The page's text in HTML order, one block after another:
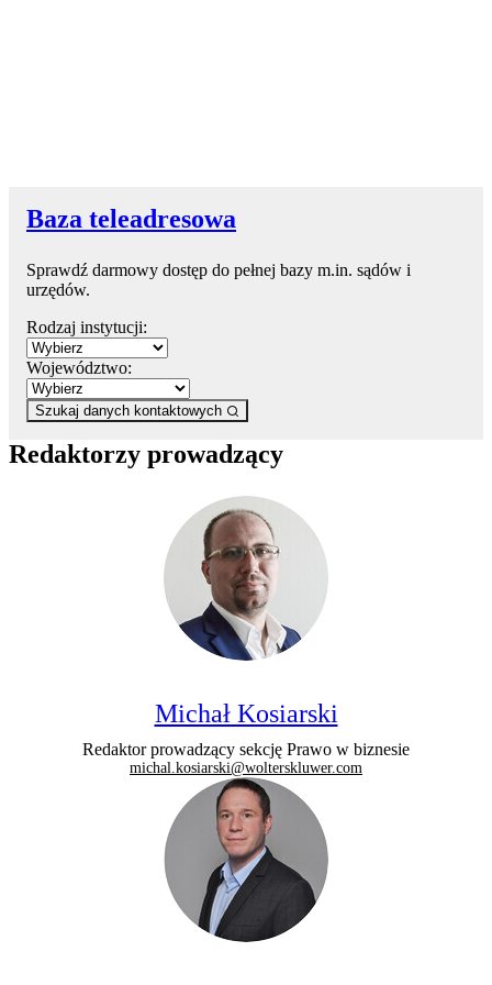
Baza teleadresowa
Sprawdź darmowy dostęp do pełnej bazy m.in. sądów i
urzędów.
Rodzaj instytucji:
Województwo:
Szukaj danych kontaktowych
Redaktorzy prowadzący
Michał Kosiarski
Redaktor prowadzący sekcję Prawo w biznesie
michal.kosiarski@wolterskluwer.com